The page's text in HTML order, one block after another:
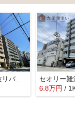
プレサンス難波リバーオアシス
セオリー難
6.8万円 /